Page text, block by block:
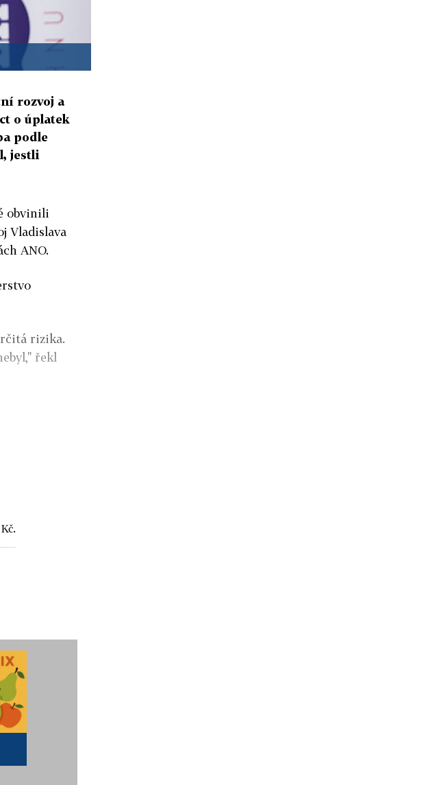
rozvoj a
o úplatek
podle
jestli
obvinili
Vladislava
ANO.
rizika.
řekl